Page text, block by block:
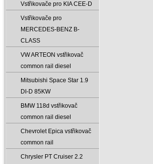
Vstřikovače pro KIA CEE-D
Vstřikovače pro
MERCEDES-BENZ B-
CLASS
VW ARTEON vstřikovač
common rail diesel
Mitsubishi Space Star 1.9
DI-D 85KW
BMW 118d vstřikovač
common rail diesel
Chevrolet Epica vstřikovač
common rail
Chrysler PT Cruiser 2.2